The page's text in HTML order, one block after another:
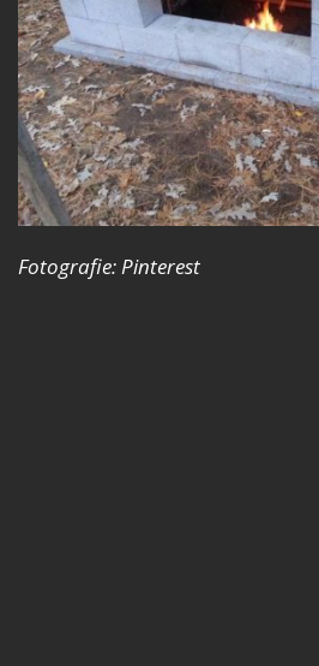
Fotografie: Pinterest